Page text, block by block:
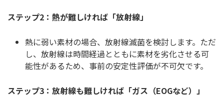
ステップ2：熱が難しければ「放射線」
熱に弱い素材の場合、放射線滅菌を検討します。ただ
し、放射線は時間経過とともに素材を劣化させる可
能性があるため、事前の安定性評価が不可欠です。
ステップ3：放射線も難しければ「ガス（EOGなど）」